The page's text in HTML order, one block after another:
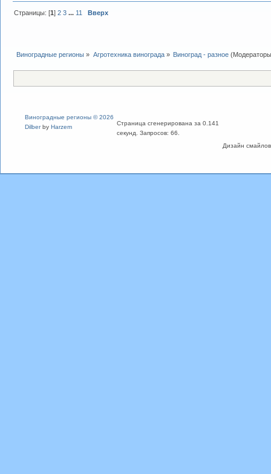
Страницы: [1]2 3 ... 11 Вверх
Виноградные регионы » Агротехника винограда» Виноград - разное
Дизайн
Виноградные регионы © 2026
Dilberby Harzem
Страница сгенерирована за 0.141
секунд. Запросов: 66.